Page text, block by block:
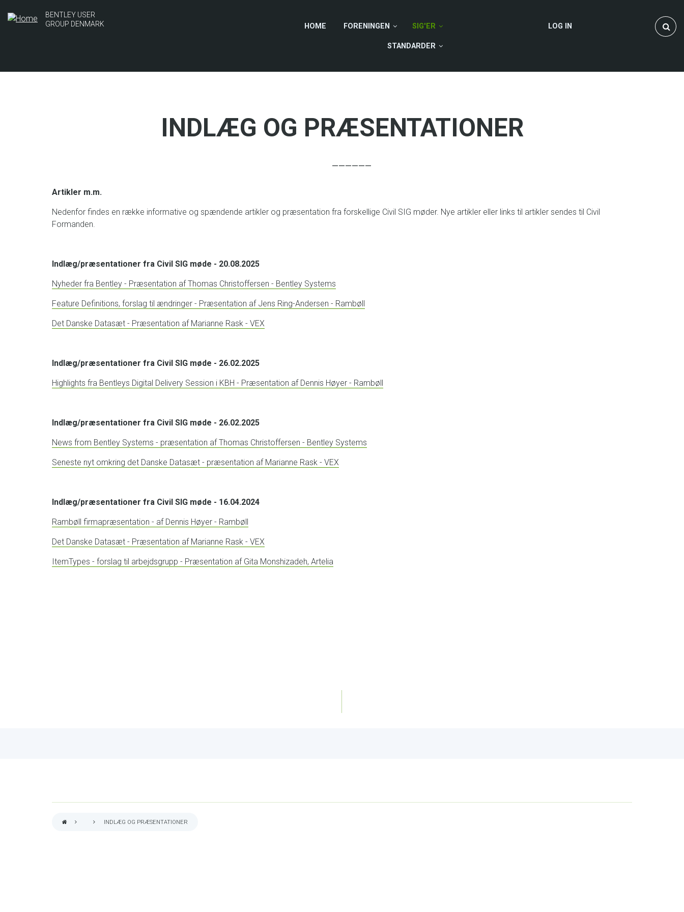
BENTLEY USER
GROUP DENMARK
HOME FORENINGEN SIG'ER
STANDARDER
MENU
LOG IN
INDLÆG OG PRÆSENTATIONER
Artikler m.m.
Nedenfor findes en række informative og spændende artikler og præsentation fra forskellige Civil SIG møder. Nye artikler eller links til artikler sendes til Civil
Formanden.
Indlæg/præsentationer fra Civil SIG møde - 20.08.2025
Nyheder fra Bentley - Præsentation af Thomas Christoffersen - Bentley Systems
Feature Definitions, forslag til ændringer - Præsentation af Jens Ring-Andersen - Rambøll
Det Danske Datasæt - Præsentation af Marianne Rask - VEX
Indlæg/præsentationer fra Civil SIG møde - 26.02.2025
Highlights fra Bentleys Digital Delivery Session i KBH - Præsentation af Dennis Høyer - Rambøll
Indlæg/præsentationer fra Civil SIG møde - 26.02.2025
News from Bentley Systems - præsentation af Thomas Christoffersen - Bentley Systems
Seneste nyt omkring det Danske Datasæt - præsentation af Marianne Rask - VEX
Indlæg/præsentationer fra Civil SIG møde - 16.04.2024
Rambøll firmapræsentation - af Dennis Høyer - Rambøll
Det Danske Datasæt - Præsentation af Marianne Rask - VEX
ItemTypes - forslag til arbejdsgrupp - Præsentation af Gita Monshizadeh, Artelia
INDLÆG OG PRÆSENTATIONER